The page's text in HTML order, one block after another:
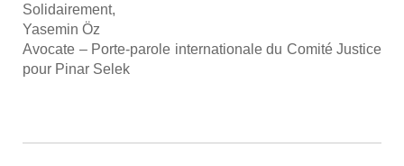
Soli­dai­re­ment,
Yase­min Öz
Avo­cate – Porte-parole inter­na­tio­nale du Comi­té Jus­tice
pour Pinar Selek